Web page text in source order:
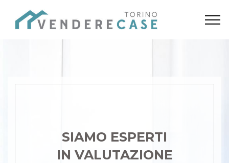
SIAMO ESPERTI
IN VALUTAZIONE